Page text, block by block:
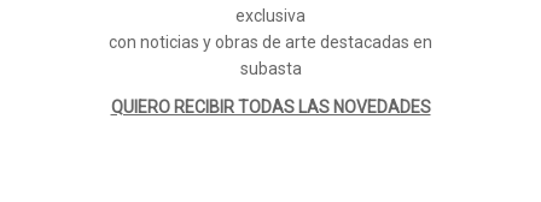
exclusiva
con noticias y obras de arte destacadas en
subasta
QUIERO RECIBIR TODAS LAS NOVEDADES